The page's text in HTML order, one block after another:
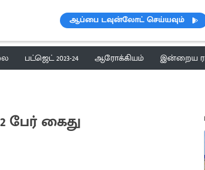
ஆப்பை டவுன்லோட் செய்யவும்
பட்ஜெட் 2023-24 ஆரோக்கியம் இன்றைய
பேர் கைது